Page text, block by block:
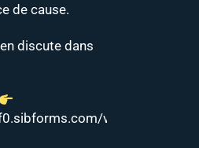
de cause.
en discute dans
v2/serve/